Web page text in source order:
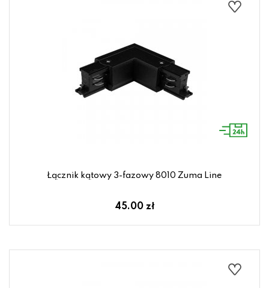
Łącznik kątowy 3-fazowy 8010 Zuma Line
45.00 zł